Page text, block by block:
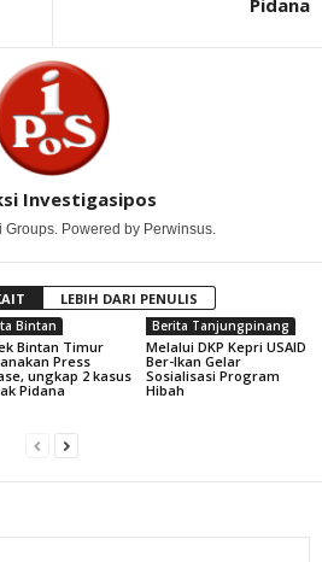
Investigasipos
Groups. Powered by Perwinsus.
LEBIH DARI PENULIS
Bintan
Bintan Timur
Press
ungkap 2 kasus
Pidana
Berita Tanjungpinang
Melalui DKP Kepri USAID
Ber-Ikan Gelar
Sosialisasi Program
Hibah